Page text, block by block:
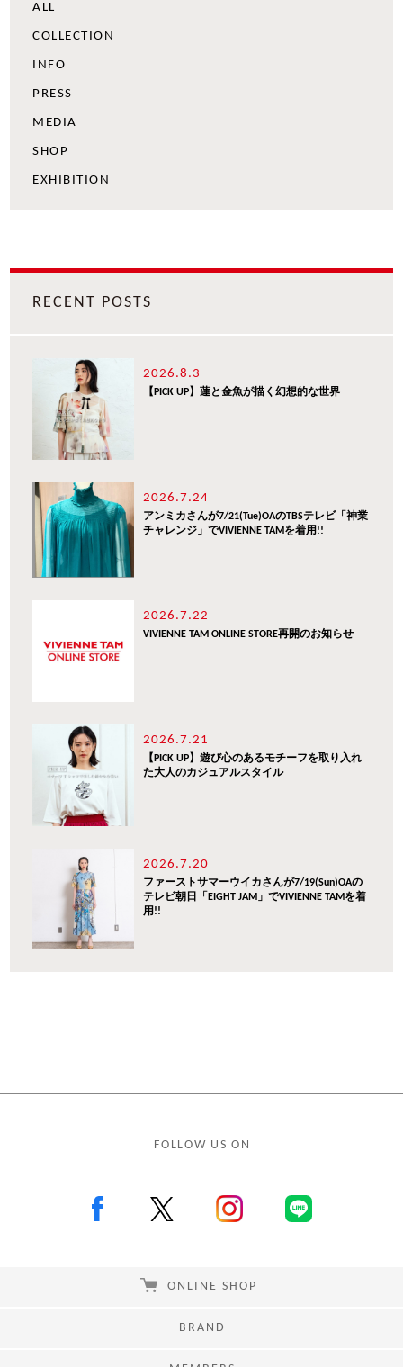
ALL
COLLECTION
INFO
PRESS
MEDIA
SHOP
EXHIBITION
RECENT POSTS
2026.8.3
【PICK UP】蓮と金魚が描く幻想的な世界
2026.7.24
アンミカさんが7/21(Tue)OAのTBSテレビ「神業
チャレンジ」でVIVIENNE TAMを着用!!
2026.7.22
VIVIENNE TAM ONLINE STORE再開のお知らせ
2026.7.21
【PICK UP】遊び心のあるモチーフを取り入れ
た大人のカジュアルスタイル
2026.7.20
ファーストサマーウイカさんが7/19(Sun)OAの
テレビ朝日「EIGHT JAM」でVIVIENNE TAMを着
用!!
FOLLOW US ON
ONLINE SHOP
BRAND